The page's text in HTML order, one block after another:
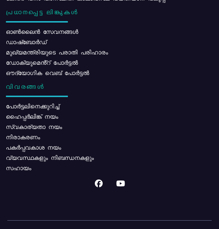
പ്രധാനപ്പെട്ട ലിങ്കുകൾ
ഓൺലൈൻ സേവനങ്ങൾ
ഡാഷ്ബോർഡ്
മുഖ്യമന്ത്രിയുടെ പരാതി പരിഹാരം
ഡോക്യുമെൻ്റ് പോർട്ടൽ
ഔദ്യോഗിക വെബ് പോർട്ടൽ
വിവരങ്ങൾ
പോര്‍ട്ടലിനെക്കുറിച്ച്
ഹൈപ്പർലിങ്ക് നയം
സ്വകാര്യതാ നയം
നിരാകരണം
പകർപ്പവകാശ നയം
വ്യവസ്ഥകളും നിബന്ധനകളും
സഹായം